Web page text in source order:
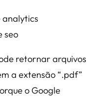
seo
retornar arquivos
a extensão “.pdf”
o Google